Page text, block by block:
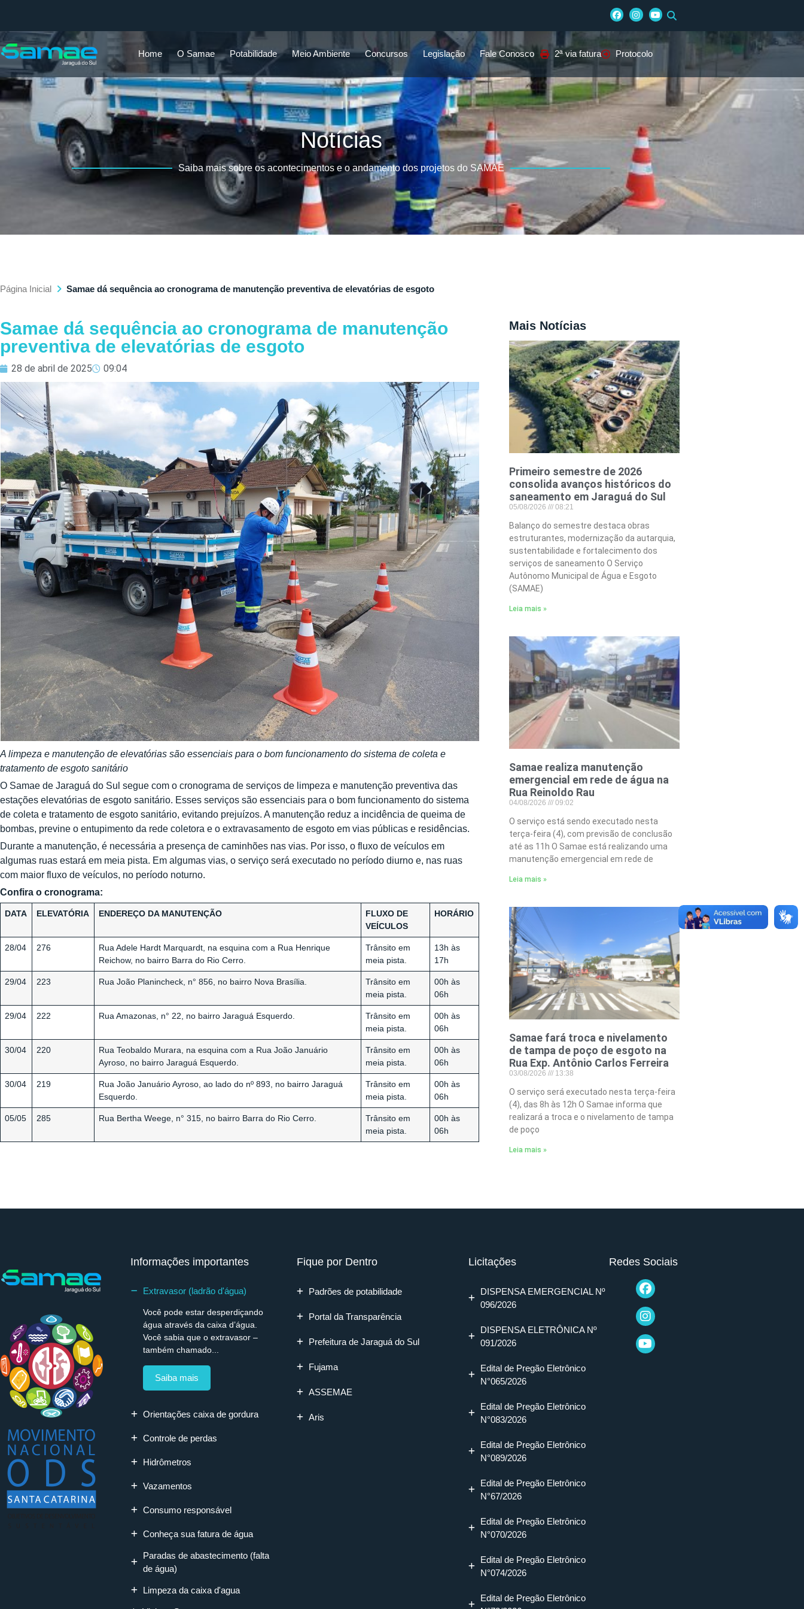
Home O Samae Potabilidade Meio Ambiente Concursos Legislação Fale Conosco 2ª via fatura Protocolo
Notícias
Saiba mais sobre os acontecimentos e o andamento dos projetos do SAMAE
Página Inicial Samae dá sequência ao cronograma de manutenção preventiva de elevatórias de esgoto
Samae dá sequência ao cronograma de manutenção
preventiva de elevatórias de esgoto
28 de abril de 2025 09:04
A limpeza e manutenção de elevatórias são essenciais para o bom funcionamento do sistema de coleta e
tratamento de esgoto sanitário
O Samae de Jaraguá do Sul segue com o cronograma de serviços de limpeza e manutenção preventiva das
estações elevatórias de esgoto sanitário. Esses serviços são essenciais para o bom funcionamento do sistema
de coleta e tratamento de esgoto sanitário, evitando prejuízos. A manutenção reduz a incidência de queima de
bombas, previne o entupimento da rede coletora e o extravasamento de esgoto em vias públicas e residências.
Durante a manutenção, é necessária a presença de caminhões nas vias. Por isso, o fluxo de veículos em
algumas ruas estará em meia pista. Em algumas vias, o serviço será executado no período diurno e, nas ruas
com maior fluxo de veículos, no período noturno.
Confira o cronograma:
DATA ELEVATÓRIA ENDEREÇO DA MANUTENÇÃO
FLUXO DE
VEÍCULOS
HORÁRIO
28/04 276
Rua Adele Hardt Marquardt, na esquina com a Rua Henrique
Reichow, no bairro Barra do Rio Cerro.
Trânsito em
meia pista.
13h às
17h
29/04 223 Rua João Planincheck, n° 856, no bairro Nova Brasília.
Trânsito em
meia pista.
00h às
06h
29/04 222 Rua Amazonas, n° 22, no bairro Jaraguá Esquerdo.
Trânsito em
meia pista.
00h às
06h
30/04 220
Rua Teobaldo Murara, na esquina com a Rua João Januário
Ayroso, no bairro Jaraguá Esquerdo.
Trânsito em
meia pista.
00h às
06h
30/04 219
Rua João Januário Ayroso, ao lado do nº 893, no bairro Jaraguá
Esquerdo.
Trânsito em
meia pista.
00h às
06h
05/05 285 Rua Bertha Weege, n° 315, no bairro Barra do Rio Cerro.
Trânsito em
meia pista.
00h às
06h
Mais Notícias
Primeiro semestre de 2026
consolida avanços históricos do
saneamento em Jaraguá do Sul
05/08/2026 08:21
Balanço do semestre destaca obras
estruturantes, modernização da autarquia,
sustentabilidade e fortalecimento dos
serviços de saneamento O Serviço
Autônomo Municipal de Água e Esgoto
(SAMAE)
Leia mais »
Samae realiza manutenção
emergencial em rede de água na
Rua Reinoldo Rau
04/08/2026 09:02
O serviço está sendo executado nesta
terça-feira (4), com previsão de conclusão
até as 11h O Samae está realizando uma
manutenção emergencial em rede de
Leia mais »
Samae fará troca e nivelamento
de tampa de poço de esgoto na
Rua Exp. Antônio Carlos Ferreira
03/08/2026 13:38
O serviço será executado nesta terça-feira
(4), das 8h às 12h O Samae informa que
realizará a troca e o nivelamento de tampa
de poço
Leia mais »
Informações importantes
Extravasor (ladrão d'água)
Você pode estar desperdiçando
água através da caixa d’água.
Você sabia que o extravasor –
também chamado...
Saiba mais
Orientações caixa de gordura
Controle de perdas
Hidrômetros
Vazamentos
Consumo responsável
Conheça sua fatura de água
Paradas de abastecimento (falta
de água)
Limpeza da caixa d'agua
Fique por Dentro
Padrões de potabilidade
Portal da Transparência
Prefeitura de Jaraguá do Sul
Fujama
ASSEMAE
Aris
Licitações
DISPENSA EMERGENCIAL Nº
096/2026
DISPENSA ELETRÔNICA Nº
091/2026
Edital de Pregão Eletrônico
N°065/2026
Edital de Pregão Eletrônico
N°083/2026
Edital de Pregão Eletrônico
N°089/2026
Edital de Pregão Eletrônico
N°67/2026
Edital de Pregão Eletrônico
N°070/2026
Edital de Pregão Eletrônico
N°074/2026
Edital de Pregão Eletrônico
Redes Sociais